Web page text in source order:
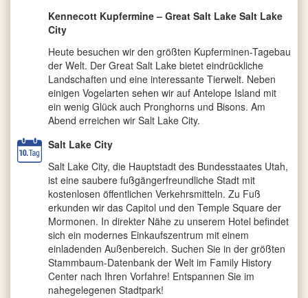
Kennecott Kupfermine – Great Salt Lake Salt Lake
City
Heute besuchen wir den größten Kupferminen-Tagebau
der Welt. Der Great Salt Lake bietet eindrückliche
Landschaften und eine interessante Tierwelt. Neben
einigen Vogelarten sehen wir auf Antelope Island mit
ein wenig Glück auch Pronghorns und Bisons. Am
Abend erreichen wir Salt Lake City.
Salt Lake City
Salt Lake City, die Hauptstadt des Bundesstaates Utah,
ist eine saubere fußgängerfreundliche Stadt mit
kostenlosen öffentlichen Verkehrsmitteln. Zu Fuß
erkunden wir das Capitol und den Temple Square der
Mormonen. In direkter Nähe zu unserem Hotel befindet
sich ein modernes Einkaufszentrum mit einem
einladenden Außenbereich. Suchen Sie in der größten
Stammbaum-Datenbank der Welt im Family History
Center nach Ihren Vorfahre! Entspannen Sie im
nahegelegenen Stadtpark!